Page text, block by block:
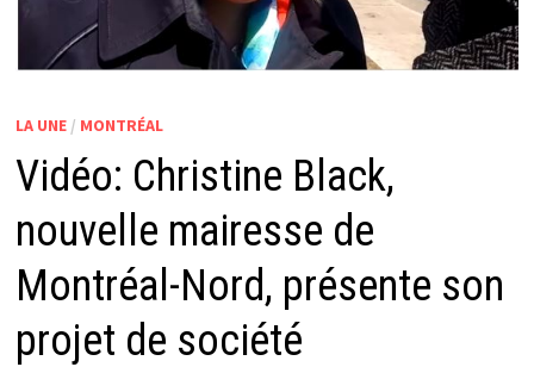
LA UNE/ MONTRÉAL
Vidéo: Christine Black,
nouvelle mairesse de
Montréal-Nord, présente son
projet de société